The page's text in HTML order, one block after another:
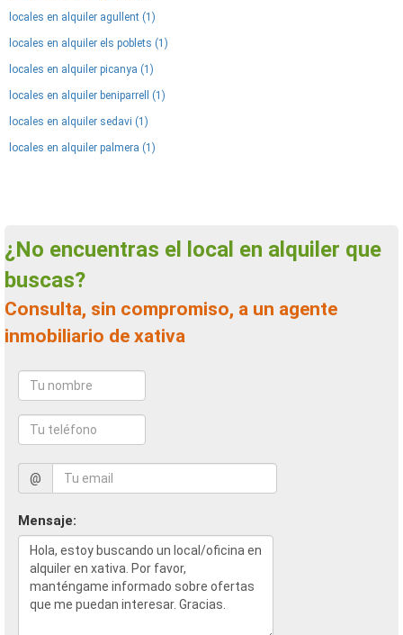
locales en alquiler agullent (1)
locales en alquiler els poblets (1)
locales en alquiler picanya (1)
locales en alquiler beniparrell (1)
locales en alquiler sedavi (1)
locales en alquiler palmera (1)
¿No encuentras el local en alquiler que
buscas?
Consulta, sin compromiso, a un agente
inmobiliario de xativa
@
Mensaje: